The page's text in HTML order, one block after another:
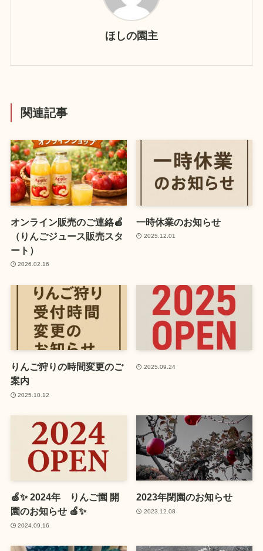
ほしの園主
関連記事
オンライン販売のご連絡🍎
（りんごジュース販売スタ
ート）
2026.02.16
一時休業のお知らせ
2025.12.01
りんご狩りの時間変更のご
案内
2025.10.12
2025.09.24
🍏✨ 2024年 りんご園 開
園のお知らせ 🍎✨
2024.09.16
2023年閉園のお知らせ
2023.12.08